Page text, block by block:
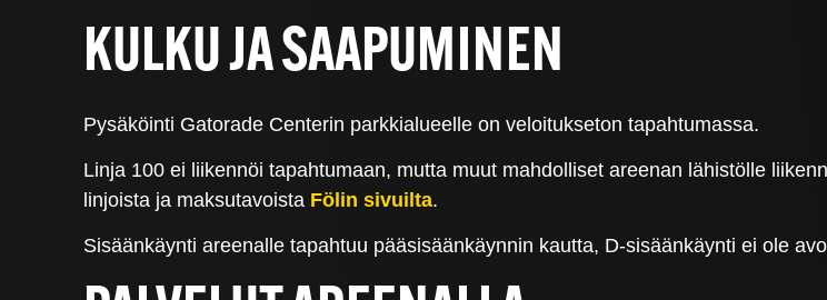
KULKU JA SAAPUMINEN
Pysäköinti Gatorade Centerin parkkialueelle on veloitukseton tapahtumassa.
Linja 100 ei liikennöi tapahtumaan, mutta muut mahdolliset areenan lähistölle
linjoista ja maksutavoista Fölin sivuilta.
Sisäänkäynti areenalle tapahtuu pääsisäänkäynnin kautta, D-sisäänkäynti ei ole